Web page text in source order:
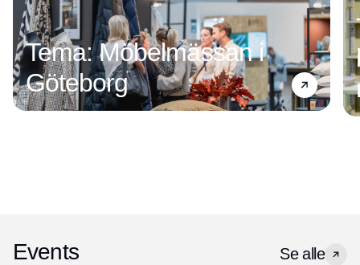
Tema: Möbelmässan i
Göteborg
Events Se alle